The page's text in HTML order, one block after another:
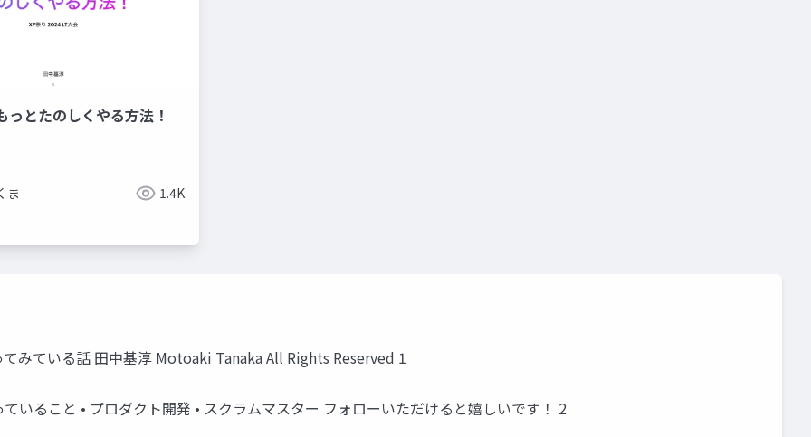
っとたのしくやる方法！
ま 1.4K
みている話 田中基淳 Motoaki Tanaka All Rights Reserved 1
いること • プロダクト開発 • スクラムマスター フォローいただけると嬉しいです！ 2